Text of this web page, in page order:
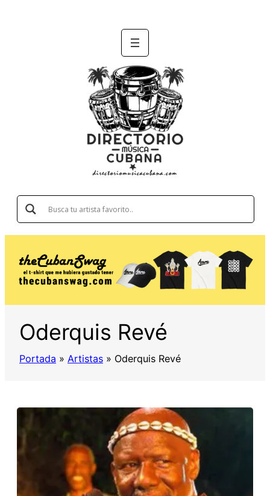
Oderquis Revé
Portada » Artistas » Oderquis Revé